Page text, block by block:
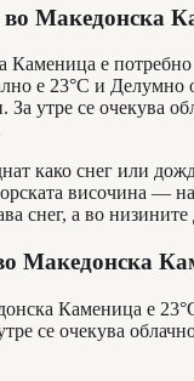
во Македонска
Каменица е
е 23°C и Делумно
За утре се очекува
како снег или
височина —
снег, а во
Македонска
Каменица е
се очекува